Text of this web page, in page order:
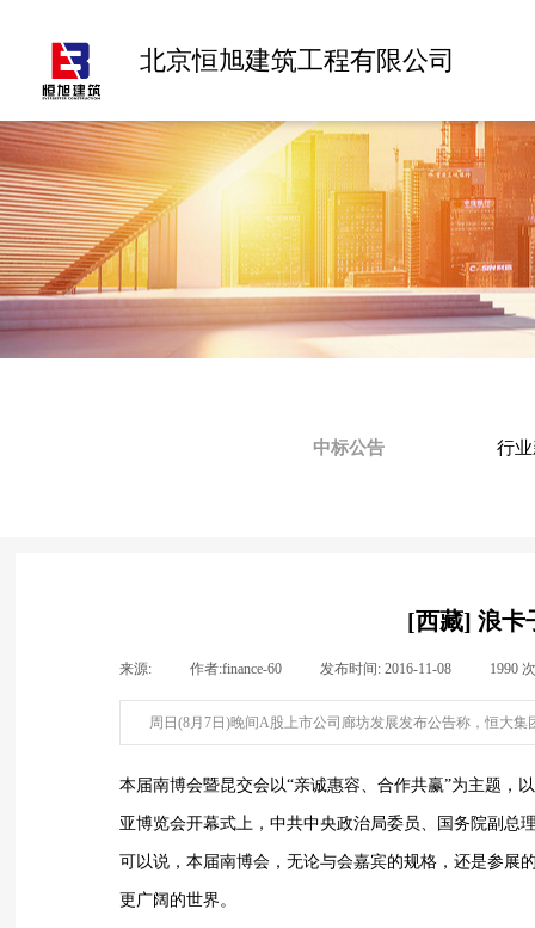
北京恒旭建筑工程有限公司
中标公告 行
[西藏] 浪卡
来源: 作者:finance-60 发布时间: 2016-11-08 1990
周日(8月7日)晚间A股上市公司廊坊发展发布公告称，恒大
本届南博会暨昆交会以“亲诚惠容、合作共赢”为主题，
亚博览会开幕式上，中共中央政治局委员、国务院副总
可以说，本届南博会，无论与会嘉宾的规格，还是参展
更广阔的世界。